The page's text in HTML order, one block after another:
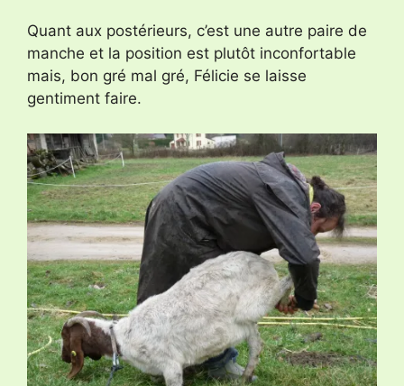
Quant aux postérieurs, c’est une autre paire de
manche et la position est plutôt inconfortable
mais, bon gré mal gré, Félicie se laisse
gentiment faire.